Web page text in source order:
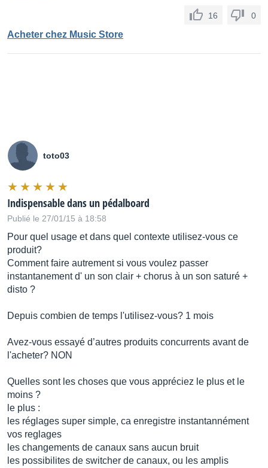
16 0
Acheter chez Music Store
toto03
Indispensable dans un pédalboard
Publié le 27/01/15 à 18:58
Pour quel usage et dans quel contexte utilisez-vous ce
produit?
Comment faire autrement si vous voulez passer
instantanement d' un son clair + chorus à un son saturé +
disto ?
Depuis combien de temps l'utilisez-vous? 1 mois
Avez-vous essayé d’autres produits concurrents avant de
l'acheter? NON
Quelles sont les choses que vous appréciez le plus et le
moins ?
le plus :
les réglages super simple, ca enregistre instantannément
vos reglages
les changements de canaux sans aucun bruit
les possibilites de switcher de canaux, ou les amplis